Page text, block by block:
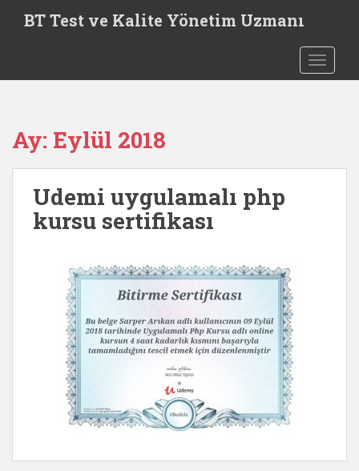
t
BT Test ve Kalite Yönetim Uzmanı
Ay: Eylül 2018
Udemi uygulamalı php
kursu sertifikası